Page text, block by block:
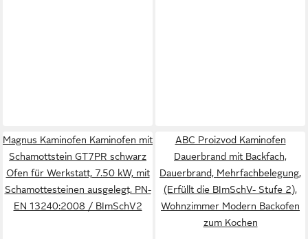
Magnus Kaminofen Kaminofen mit
Schamottstein GT7PR schwarz
Ofen für Werkstatt, 7.50 kW, mit
Schamottesteinen ausgelegt, PN-
EN 13240:2008 / BImSchV2
ABC Proizvod Kaminofen
Dauerbrand mit Backfach,
Dauerbrand, Mehrfachbelegung,
(Erfüllt die BImSchV- Stufe 2),
Wohnzimmer Modern Backofen
zum Kochen